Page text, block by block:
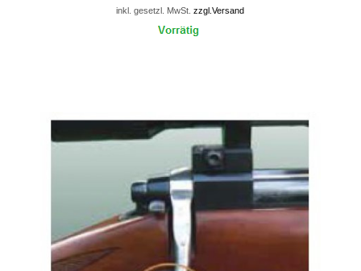
inkl. gesetzl. MwSt.zzgl.Versand